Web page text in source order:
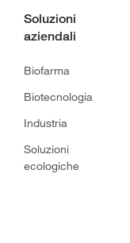
Soluzioni
aziendali
Biofarma
Biotecnologia
Industria
Soluzioni
ecologiche